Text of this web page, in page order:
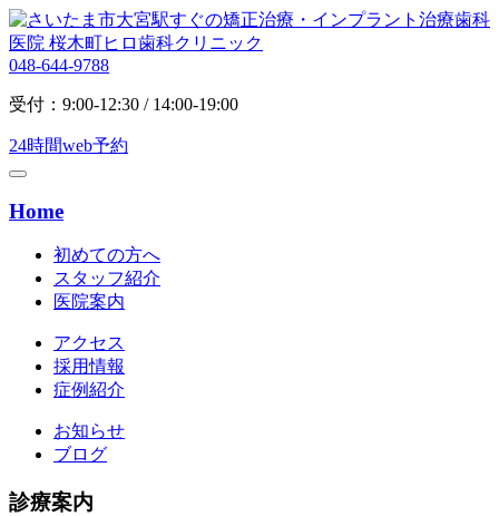
048-644-9788
受付：9:00-12:30 / 14:00-19:00
24時間web予約
Home
初めての方へ
スタッフ紹介
医院案内
アクセス
採用情報
症例紹介
お知らせ
ブログ
診療案内